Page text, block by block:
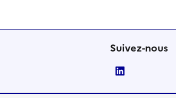
Suivez-nous